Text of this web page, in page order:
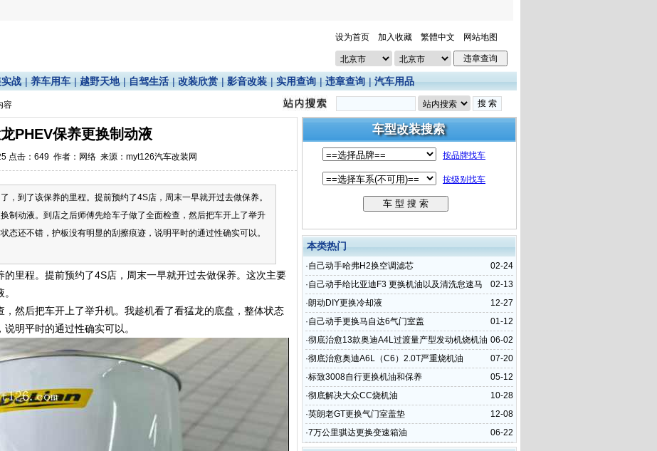
设为首页 加入收藏 繁體中文 网站地图
战 |养车用车 |越野天地 |自驾生活 |改装欣赏 |影音改装 |实用查询 |违章查询 |汽车用品
容
PHEV保养更换制动液
点击： 649作者：网络 来源：myt126汽车改装网
，到了该保养的里程。提前预约了4S店，周末一早就开过去做保养。
制动液。到店之后师傅先给车子做了全面检查，然后把车开上了举升
态还不错，护板没有明显的刮擦痕迹，说明平时的通过性确实可以。
里程。提前预约了4S店，周末一早就开过去做保养。这次主要
然后把车开上了举升机。我趁机看了看猛龙的底盘，整体状态
明平时的通过性确实可以。
本类热门
02-24
·自己动手哈弗H2换空调滤芯
02-13
·自己动手给比亚迪F3 更换机油以及清洗怠速马
达
12-27
·朗动DIY更换冷却液
01-12
·自己动手更换马自达6气门室盖
06-02
·彻底治愈13款奥迪A4L过渡量产型发动机烧机油
07-20
·彻底治愈奥迪A6L（C6）2.0T严重烧机油
05-12
·标致3008自行更换机油和保养
10-28
·彻底解决大众CC烧机油
12-08
·英朗老GT更换气门室盖垫
06-22
·7万公里骐达更换变速箱油